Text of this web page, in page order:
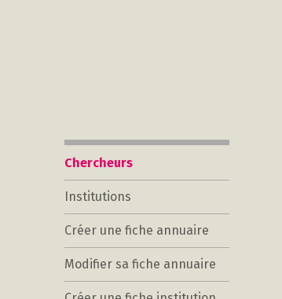
Chercheurs
Institutions
Créer une fiche annuaire
Modifier sa fiche annuaire